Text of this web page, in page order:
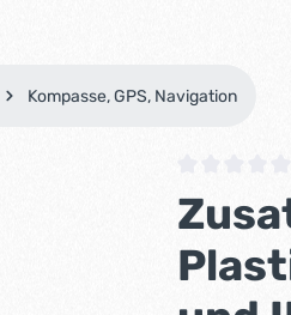
Kompasse, GPS, Navigation